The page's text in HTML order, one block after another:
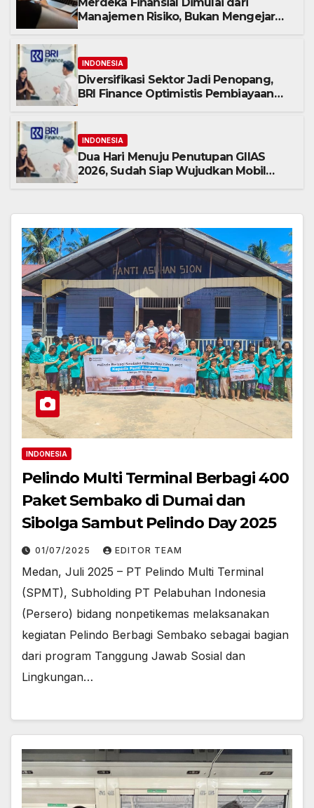
Manajemen Risiko, Bukan Mengejar
INDONESIA
Diversifikasi Sektor Jadi Penopang,
BRI Finance Optimistis Pembiayaan
INDONESIA
Dua Hari Menuju Penutupan GIIAS
2026, Sudah Siap Wujudkan Mobil
INDONESIA
Pelindo Multi Terminal Berbagi 400
Paket Sembako di Dumai dan
Sibolga Sambut Pelindo Day 2025
01/07/2025 EDITOR TEAM
Medan, Juli 2025 – PT Pelindo Multi Terminal
(SPMT), Subholding PT Pelabuhan Indonesia
(Persero) bidang nonpetikemas melaksanakan
kegiatan Pelindo Berbagi Sembako sebagai bagian
dari program Tanggung Jawab Sosial dan
Lingkungan…